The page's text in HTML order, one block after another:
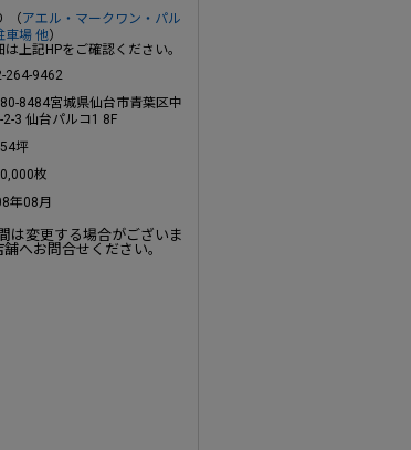
（アエル・マークワン・パル
車場 他）
は上記HPをご確認ください。
264-9462
8484宮城県仙台市青葉区中
2-3 仙台パルコ1 8F
坪
枚
年08月
は変更する場合がございま
へお問合せください。